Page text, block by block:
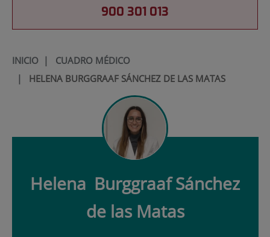
900 301 013
INICIO| CUADRO MÉDICO
| HELENA BURGGRAAF SÁNCHEZ DE LAS MATAS
Helena Burggraaf Sánchez
de las Matas